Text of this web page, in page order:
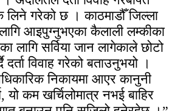
गरेको छ । काठमाडौँ जिल्ला
आइपुग्नुभएका कैलाली लम्कीका
लागि सर्विया जान लागेकाले छोटो
विवाह गरेको बताउनुभयो ।
निकायमा आएर कानुनी
यो कम खर्चिलोमात्र नभई बाहिर